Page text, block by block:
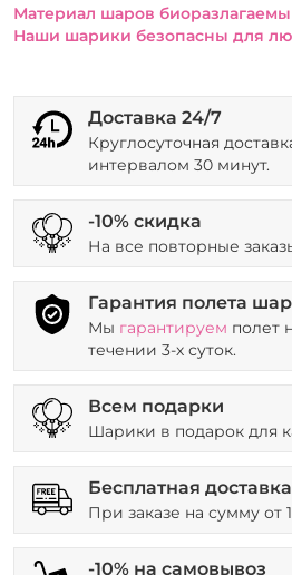
Материал шаров
Наши шарики безопасны для
Доставка 24/7
Круглосуточная
интервалом 30 минут.
-10% скидка
На все повторные
Гарантия полета
Мы гарантируем полет
течении 3-х суток.
Всем подарки
Шарики в подарок для
Бесплатная доставка
При заказе на сумму от
-10% на самовывоз